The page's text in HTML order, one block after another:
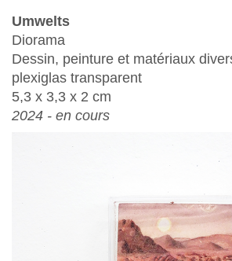
Umwelts
Diorama
Dessin, peinture et matériaux
plexiglas transparent
5,3 x 3,3 x 2 cm
2024 - en cours